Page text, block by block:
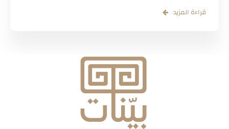
قراءة المزيد